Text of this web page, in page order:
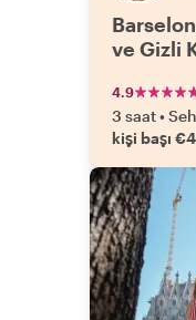
ve Gizli
4.9
3 saat•
kişi başı